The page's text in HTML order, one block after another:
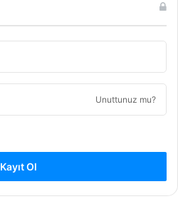
Unuttunuz mu?
Kayıt Ol